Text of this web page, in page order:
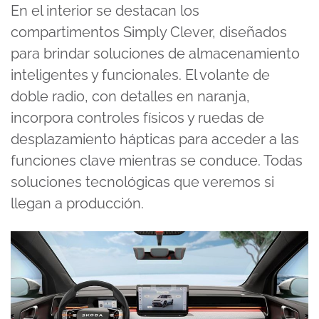
En el interior se destacan los
compartimentos Simply Clever, diseñados
para brindar soluciones de almacenamiento
inteligentes y funcionales. El volante de
doble radio, con detalles en naranja,
incorpora controles físicos y ruedas de
desplazamiento hápticas para acceder a las
funciones clave mientras se conduce. Todas
soluciones tecnológicas que veremos si
llegan a producción.